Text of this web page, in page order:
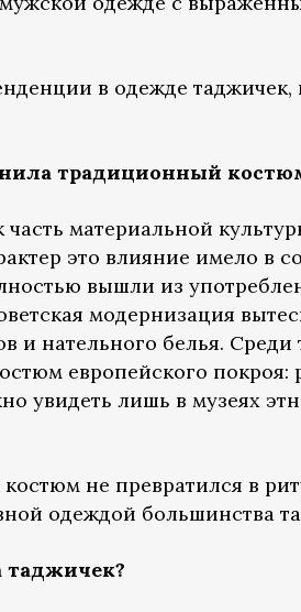
в одежде таджичек,
традиционный
материальной
это влияние имело в
вышли из
модернизация
и нательного белья.
европейского
увидеть лишь в музеях
не превратился в
одеждой большинства
таджичек?